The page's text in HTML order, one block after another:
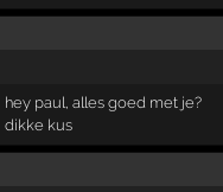
hey paul, alles goed met je?
dikke kus